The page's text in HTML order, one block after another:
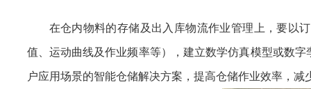
在仓内物料的存储及出入库物流作业管理上，要以
值、运动曲线及作业频率等），建立数学仿真模型或数
户应用场景的智能仓储解决方案，提高仓储作业效率，